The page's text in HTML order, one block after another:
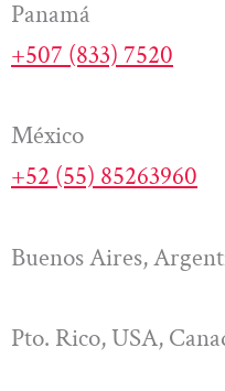
Panamá
+507 (833) 7520
México
+52 (55) 85263960
Buenos Aires,
Pto. Rico, USA,